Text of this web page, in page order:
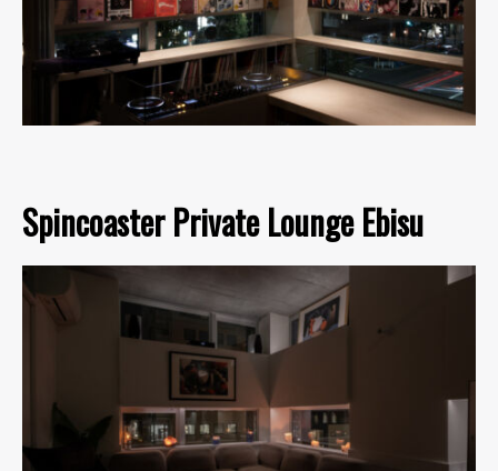
Spincoaster Private Lounge Ebisu